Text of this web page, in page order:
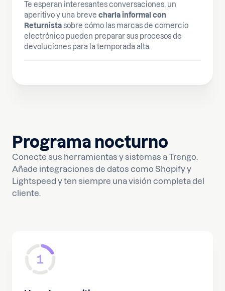
Te esperan interesantes conversaciones, un
aperitivo y una breve charla informal con
Returnistasobre cómo las marcas de comercio
electrónico pueden preparar sus procesos de
devoluciones para la temporada alta.
Programa nocturno
Conecte sus herramientas y sistemas a Trengo.
Añade integraciones de datos como Shopify y
Lightspeed y ten siempre una visión completa del
cliente.